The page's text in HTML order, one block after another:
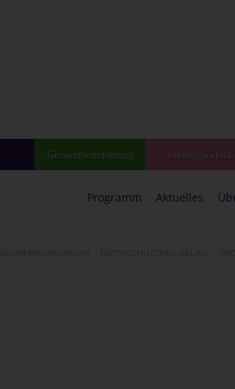
Gesundheitsbildung Bildungsurlaub
Programm Aktuelles